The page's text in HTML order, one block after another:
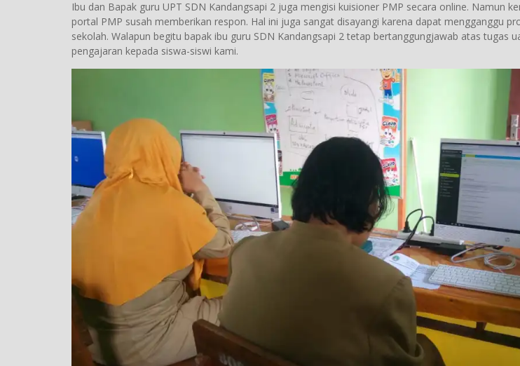
Ibu dan Bapak guru UPT SDN Kandangsapi 2 juga mengisi kuisioner PMP secara online. Namun
portal PMP susah memberikan respon. Hal ini juga sangat disayangi karena dapat mengganggu
sekolah. Walapun begitu bapak ibu guru SDN Kandangsapi 2 tetap bertanggungjawab atas tugas
pengajaran kepada siswa-siswi kami.